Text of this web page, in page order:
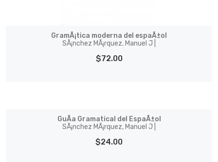
GramÃ¡tica moderna del espaÃ±ol
SÃ¡nchez MÃ¡rquez, Manuel J |
$72.00
GuÃ­a Gramatical del EspaÃ±ol
SÃ¡nchez MÃ¡rquez, Manuel J |
$24.00